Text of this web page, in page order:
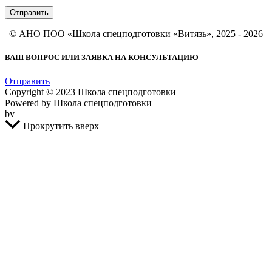
Отправить
© АНО ПОО «Школа спецподготовки «Витязь», 2025 - 2026
ВАШ ВОПРОС ИЛИ ЗАЯВКА НА КОНСУЛЬТАЦИЮ
Отправить
Copyright © 2023 Школа спецподготовки
Powered by Школа спецподготовки
bv
Прокрутить вверх